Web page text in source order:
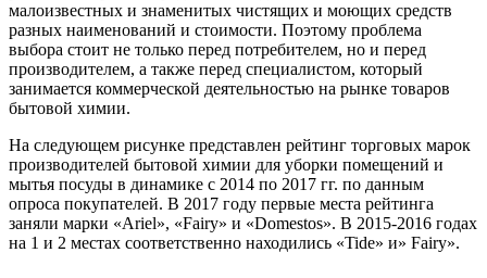
малоизвестных и знаменитых чистящих и моющих средств
разных наименований и стоимости. Поэтому проблема
выбора стоит не только перед потребителем, но и перед
производителем, а также перед специалистом, который
занимается коммерческой деятельностью на рынке товаров
бытовой химии.
На следующем рисунке представлен рейтинг торговых марок
производителей бытовой химии для уборки помещений и
мытья посуды в динамике с 2014 по 2017 гг. по данным
опроса покупателей. В 2017 году первые места рейтинга
заняли марки «Ariel», «Fairy» и «Domestos». В 2015-2016 годах
на 1 и 2 местах соответственно находились «Tide» и» Fairy».